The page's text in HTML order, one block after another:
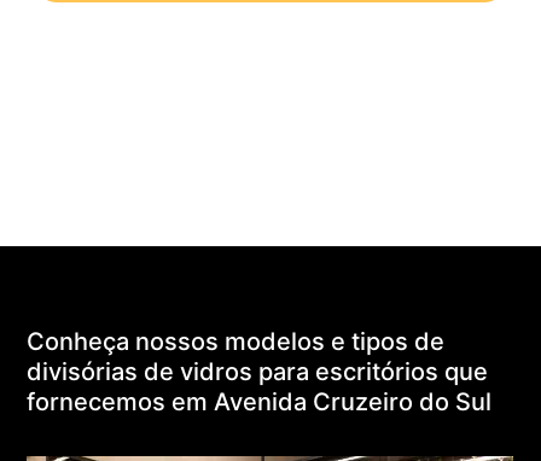
Conheça nossos modelos e tipos de
divisórias de vidros para escritórios que
fornecemos em Avenida Cruzeiro do Sul